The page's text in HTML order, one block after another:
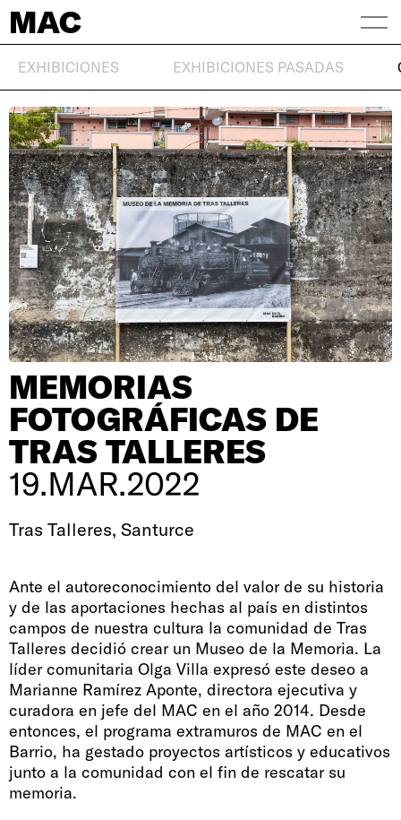
MAC
EXHIBICIONES EXHIBICIONES PASADAS
MEMORIAS
FOTOGRÁFICAS DE
TRAS TALLERES
19.MAR.2022
Tras Talleres, Santurce
Ante el autoreconocimiento del valor de su historia
y de las aportaciones hechas al país en distintos
campos de nuestra cultura la comunidad de Tras
Talleres decidió crear un Museo de la Memoria. La
líder comunitaria Olga Villa expresó este deseo a
Marianne Ramírez Aponte, directora ejecutiva y
curadora en jefe del MAC en el año 2014. Desde
entonces, el programa extramuros de MAC en el
Barrio, ha gestado proyectos artísticos y educativos
junto a la comunidad con el fin de rescatar su
memoria.